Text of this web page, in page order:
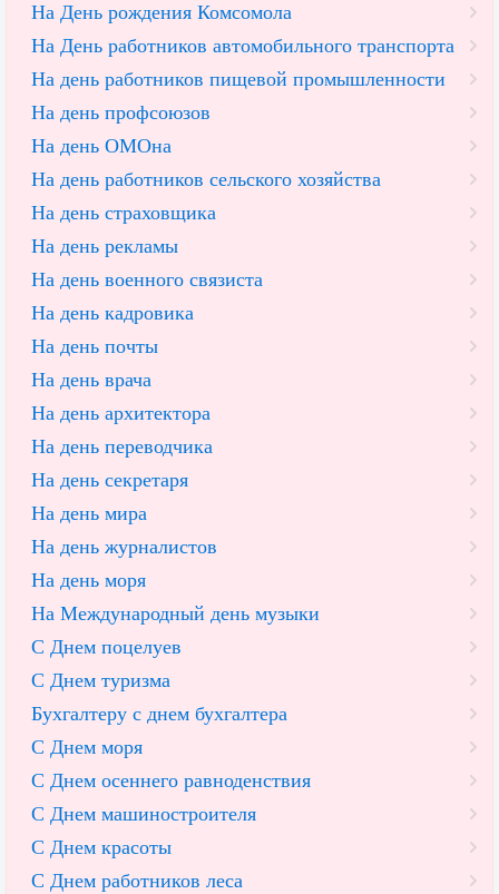
На День рождения Комсомола
На День работников автомобильного транспорта
На день работников пищевой промышленности
На день профсоюзов
На день ОМОна
На день работников сельского хозяйства
На день страховщика
На день рекламы
На день военного связиста
На день кадровика
На день почты
На день врача
На день архитектора
На день переводчика
На день секретаря
На день мира
На день журналистов
На день моря
На Международный день музыки
С Днем поцелуев
С Днем туризма
Бухгалтеру с днем бухгалтера
С Днем моря
С Днем осеннего равноденствия
С Днем машиностроителя
С Днем красоты
С Днем работников леса